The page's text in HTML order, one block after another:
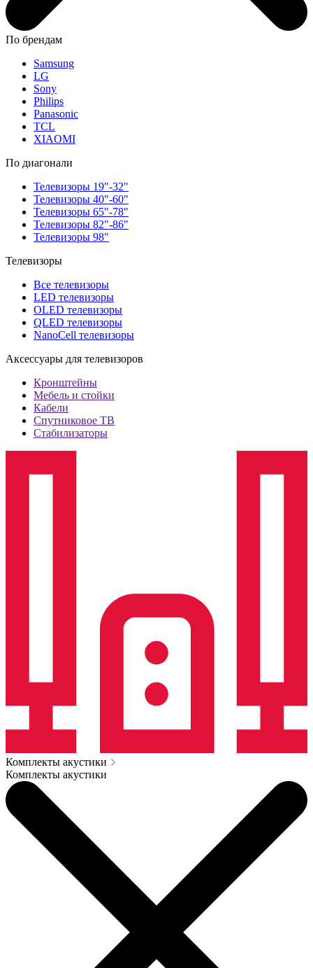
По брендам
Samsung
LG
Sony
Philips
Panasonic
TCL
XIAOMI
По диагонали
Телевизоры 19"-32"
Телевизоры 40"-60"
Телевизоры 65"-78"
Телевизоры 82"-86"
Телевизоры 98"
Телевизоры
Все телевизоры
LED телевизоры
OLED телевизоры
QLED телевизоры
NanoCell телевизоры
Аксессуары для телевизоров
Кронштейны
Мебель и стойки
Кабели
Спутниковое ТВ
Стабилизаторы
Комплекты акустики
Комплекты акустики